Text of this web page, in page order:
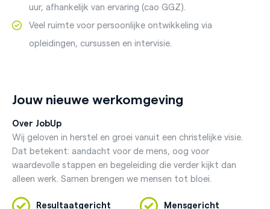
uur, afhankelijk van ervaring (cao GGZ).
Veel ruimte voor persoonlijke ontwikkeling via
opleidingen, cursussen en intervisie.
Jouw nieuwe werkomgeving
Over JobUp
Wij geloven in herstel en groei vanuit een christelijke visie.
Dat betekent: aandacht voor de mens, oog voor
waardevolle stappen en begeleiding die verder kijkt dan
alleen werk. Samen brengen we mensen tot bloei.
Resultaatgericht Mensgericht